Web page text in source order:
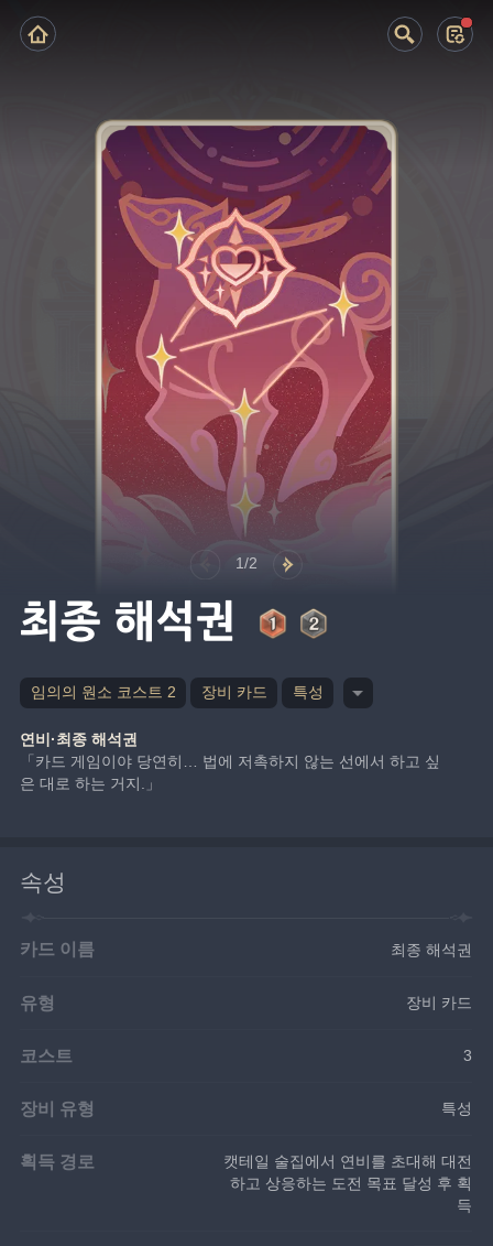
1/2
최종 해석권
임의의 원소 코스트 2 장비 카드 특성
연비·최종 해석권
「카드 게임이야 당연히… 법에 저촉하지 않는 선에서 하고 싶
은 대로 하는 거지.」
속성
카드 이름 최종 해석권
유형 장비 카드
코스트 3
장비 유형 특성
획득 경로
캣테일 술집에서 연비를 초대해 대전
하고 상응하는 도전 목표 달성 후 획
득